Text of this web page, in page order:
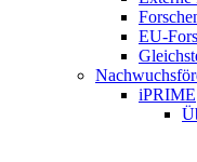
EU-
iPRIME